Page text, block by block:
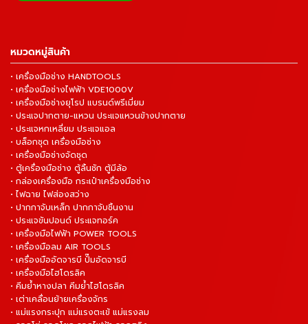
หมวดหมู่สินค้า
• เครื่องมือช่าง HANDTOOLS
• เครื่องมือช่างไฟฟ้า VDE1000V
• เครื่องมือช่างยุโรป แบรนด์พรีเมี่ยม
• ประแจปากตาย-แหวน ประแจแหวนข้างปากตาย
• ประแจหกเหลี่ยม ประแจแอล
• บล็อกชุด เครื่องมือช่าง
• เครื่องมือช่างจัดชุด
• ตู้เครื่องมือช่าง ตู้ลิ้นชัก ตู้มีล้อ
• กล่องเครื่องมือ กระเป๋าเครื่องมือช่าง
• ไฟฉาย ไฟส่องสว่าง
• ปากกาจับเหล็ก ปากกาจับชิ้นงาน
• ประแจขันปอนด์ ประแจทอร์ค
• เครื่องมือไฟฟ้า POWER TOOLS
• เครื่องมือลม AIR TOOLS
• เครื่องมืออัดจารบี ปั๊มอัดจารบี
• เครื่องมือไฮโดรลิค
• คีมย้ำหางปลา คีมย้ำไฮโดรลิค
• เต่าเคลื่อนย้ายเครื่องจักร
• แม่แรงกระปุก แม่แรงตะเข้ แม่แรงลม